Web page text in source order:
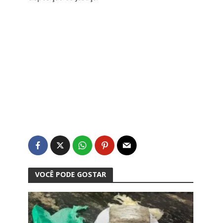
VOCÊ PODE GOSTAR